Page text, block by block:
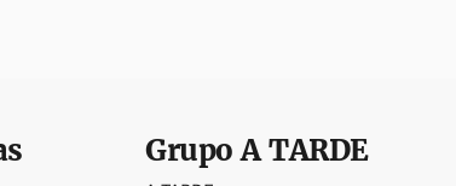
GrupoA TARDE